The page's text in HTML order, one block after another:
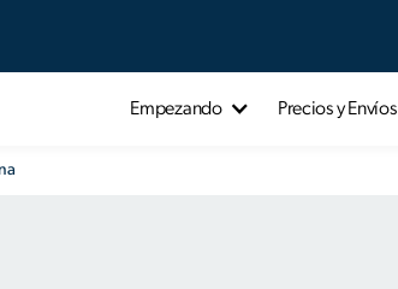
Empezando Precios y Envíos